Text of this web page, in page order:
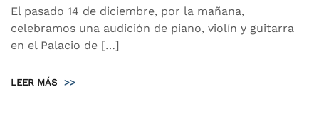
El pasado 14 de diciembre, por la mañana,
celebramos una audición de piano, violín y guitarra
en el Palacio de […]
LEER MÁS >>